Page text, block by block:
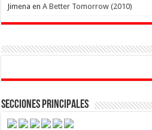
Jimena enA Better Tomorrow (2010)
Secciones Principales